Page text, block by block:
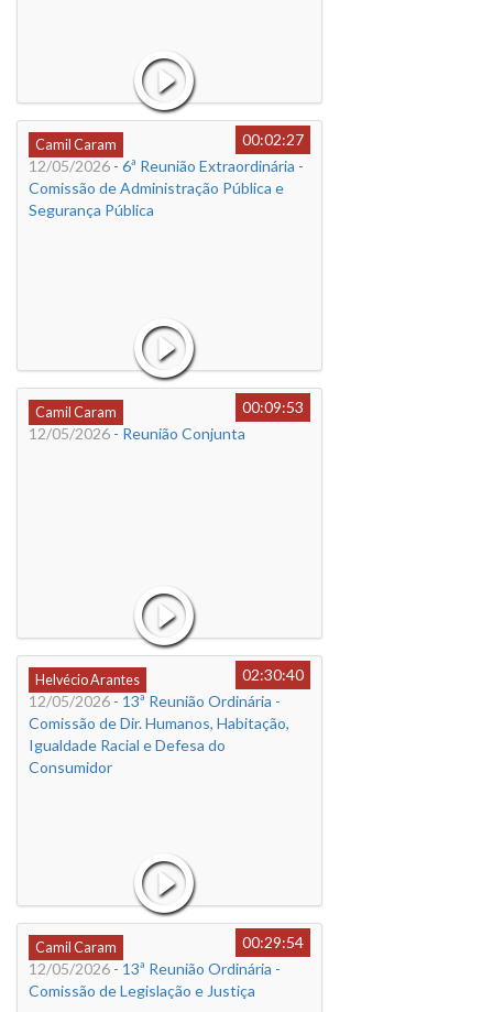
Camil Caram
00:02:27
12/05/2026 - 6ª Reunião Extraordinária -
Comissão de Administração Pública e
Segurança Pública
Camil Caram
00:09:53
12/05/2026 - Reunião Conjunta
Helvécio Arantes
02:30:40
12/05/2026 - 13ª Reunião Ordinária -
Comissão de Dir. Humanos, Habitação,
Igualdade Racial e Defesa do
Consumidor
Camil Caram
00:29:54
12/05/2026 - 13ª Reunião Ordinária -
Comissão de Legislação e Justiça